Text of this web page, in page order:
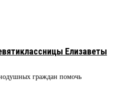
Елизаветы
граждан помочь